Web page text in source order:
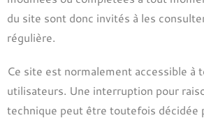
du site sont donc invités à les
régulière.
Ce site est normalement accessible à
utilisateurs. Une interruption pour
technique peut être toutefois décidée